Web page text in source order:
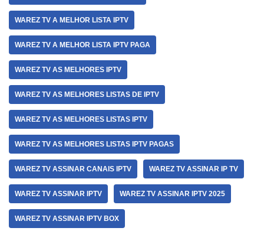
WAREZ TV A MELHOR LISTA IPTV
WAREZ TV A MELHOR LISTA IPTV PAGA
WAREZ TV AS MELHORES IPTV
WAREZ TV AS MELHORES LISTAS DE IPTV
WAREZ TV AS MELHORES LISTAS IPTV
WAREZ TV AS MELHORES LISTAS IPTV PAGAS
WAREZ TV ASSINAR CANAIS IPTV WAREZ TV ASSINAR IP TV
WAREZ TV ASSINAR IPTV WAREZ TV ASSINAR IPTV 2025
WAREZ TV ASSINAR IPTV BOX